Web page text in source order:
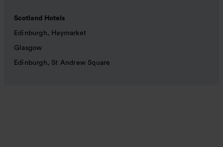
Scotland Hotels
Edinburgh, Haymarket
Glasgow
Edinburgh, St Andrew Square